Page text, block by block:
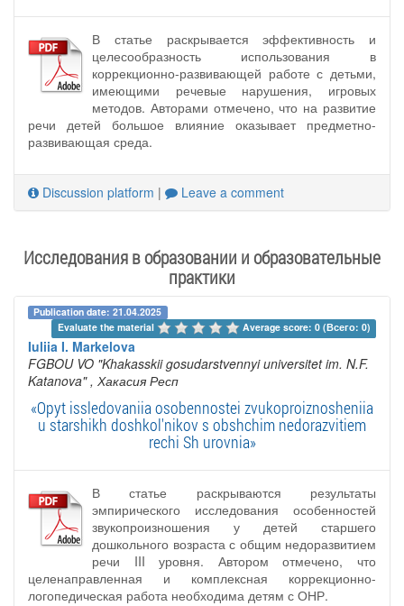
В статье раскрывается эффективность и
целесообразность использования в
коррекционно-развивающей работе с детьми,
имеющими речевые нарушения, игровых
методов. Авторами отмечено, что на развитие
речи детей большое влияние оказывает предметно-
развивающая среда.
Discussion platform | Leave a comment
Исследования в образовании и образовательные
практики
Publication date: 21.04.2025
Evaluate the material
Average score: 0 (Всего: 0)
Iuliia I. Markelova
FGBOU VO "Khakasskii gosudarstvennyi universitet im. N.F.
Katanova" , Хакасия Респ
«Opyt issledovaniia osobennostei zvukoproiznosheniia
u starshikh doshkol'nikov s obshchim nedorazvitiem
rechi Sh urovnia»
В статье раскрываются результаты
эмпирического исследования особенностей
звукопроизношения у детей старшего
дошкольного возраста с общим недоразвитием
речи III уровня. Автором отмечено, что
целенаправленная и комплексная коррекционно-
логопедическая работа необходима детям с ОНР.